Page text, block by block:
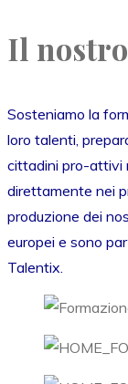
Il
Sosteniamo la
loro talenti,
cittadini pro-attivi
direttamente nei
produzione dei
europei e sono
Talentix.